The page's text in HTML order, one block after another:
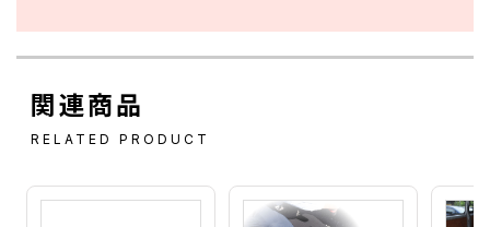
関連商品
RELATED PRODUCT